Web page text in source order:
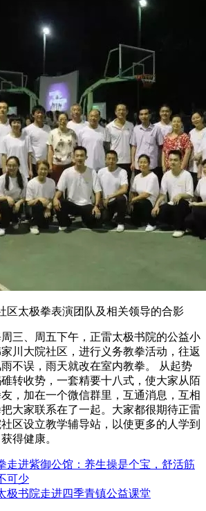
太极拳表演团队及相关领导的合影
、周五下午，正雷太极书院的公益小
川大院社区，进行义务教拳活动，往返
不误，雨天就改在室内教拳。 从起势
转收势，一套精要十八式，使大家从陌
，加在一个微信群里，互通消息，互相
大家联系在了一起。大家都很期待正雷
区设立教学辅导站，以使更多的人学到
得健康。
走进紫御公馆：养生操是个宝，舒活筋
可少
极书院走进四季青镇公益课堂